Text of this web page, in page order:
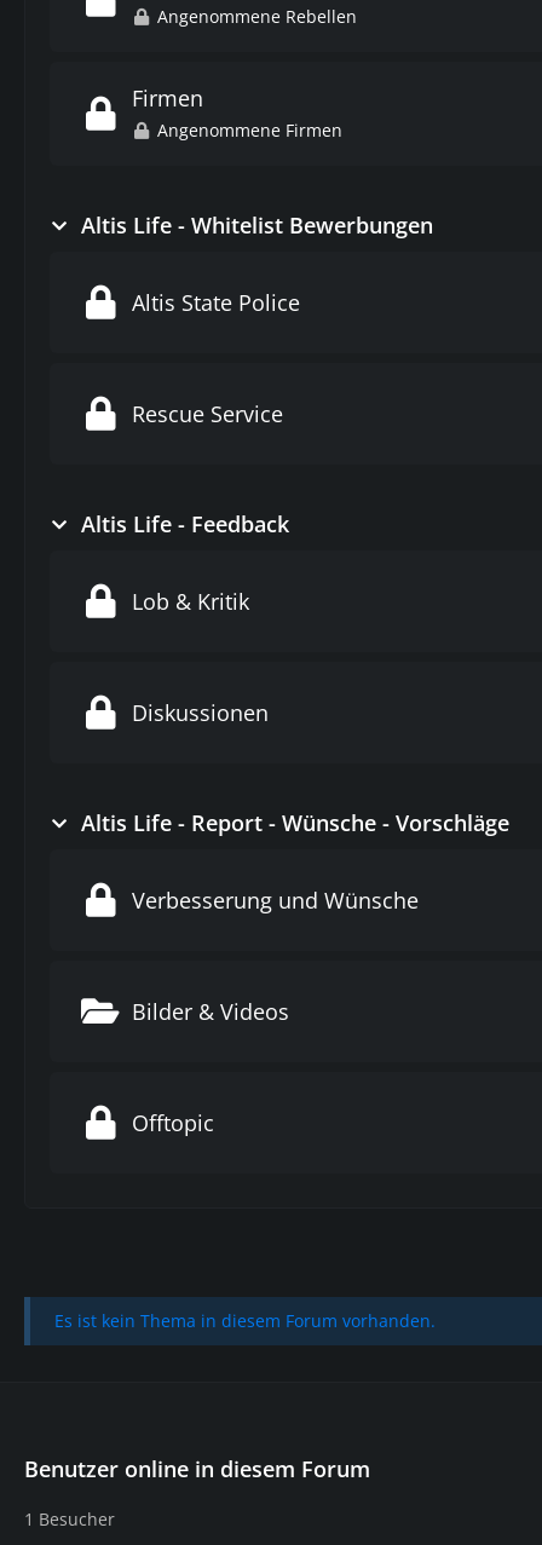
Angenommene Rebellen
Firmen
Angenommene Firmen
Altis Life - Whitelist Bewerbungen
Altis State Police
Rescue Service
Altis Life - Feedback
Lob & Kritik
Diskussionen
Altis Life - Report - Wünsche - Vorschläge
Verbesserung und Wünsche
Bilder & Videos
Offtopic
Es ist kein Thema in diesem Forum vorhanden.
Benutzer online in diesem Forum
1 Besucher